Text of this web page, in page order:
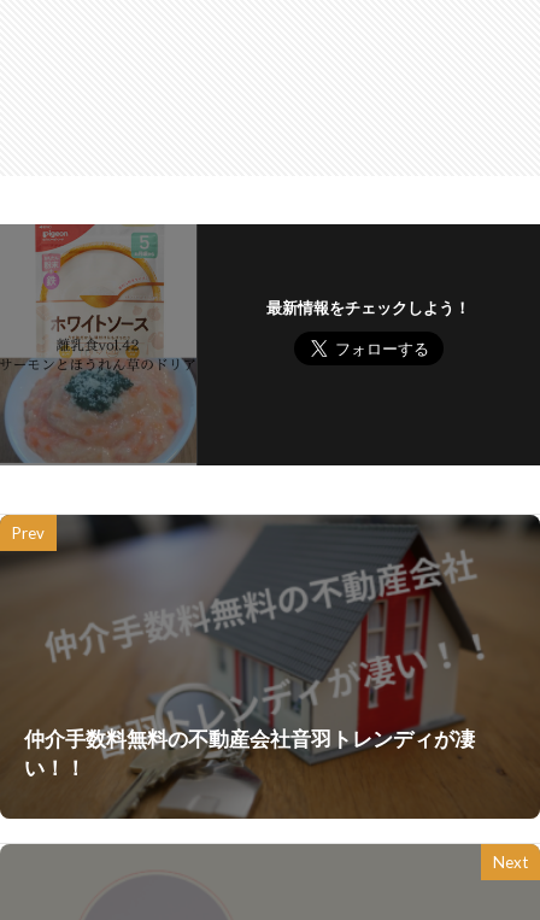
最新情報をチェックしよう！
Prev
仲介手数料無料の不動産会社音羽トレンディが凄
い！！
Next